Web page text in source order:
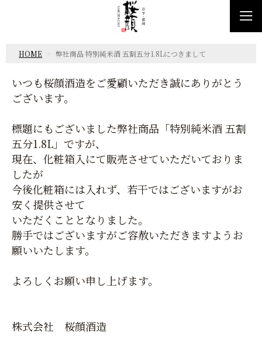
HOME 弊社商品 特別純米酒 五割五分1.8Lにつきまして
いつも桜顔酒造をご愛顧いただき誠にありがとう
ございます。
標題にもございました弊社商品「特別純米酒 五割
五分1.8L」ですが、
現在、化粧箱入にて販売させていただいておりま
したが
今後化粧箱には入れず、若干ではございますがお
安く提供させて
いただくこととなりました。
勝手ではございますがご容赦いただきますようお
願いいたします。
よろしくお願い申し上げます。
株式会社 桜顔酒造